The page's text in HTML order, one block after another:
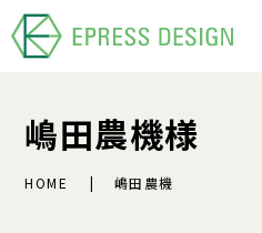
嶋田農機様
HOME 嶋田農機